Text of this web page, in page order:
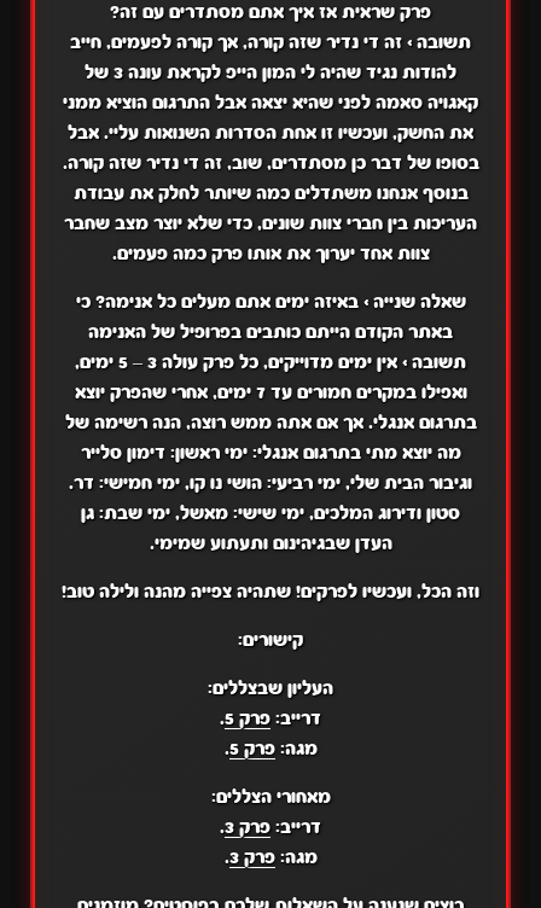
פרק שראית אז איך אתם מסתדרים עם זה?
תשובה> זה די נדיר שזה קורה, אך קורה לפעמים, חייב
להודות נגיד שהיה לי המון הייפ לקראת עונה 3 של
קאגויה סאמה לפני שהיא יצאה אבל התרגום הוציא ממני
את החשק, ועכשיו זו אחת הסדרות השנואות עליי. אבל
בסופו של דבר כן מסתדרים, שוב, זה די נדיר שזה קורה.
בנוסף אנחנו משתדלים כמה שיותר לחלק את עבודת
העריכות בין חברי צוות שונים, כדי שלא יוצר מצב שחבר
צוות אחד יערוך את אותו פרק כמה פעמים.
שאלה שנייה >באיזה ימים אתם מעלים כל אנימה? כי
באתר הקודם הייתם כותבים בפרופיל של האנימה
תשובה
> אין ימים מדוייקים, כל פרק עולה 3 – 5 ימים,
ואפילו במקרים חמורים עד 7 ימים, אחרי שהפרק יוצא
בתרגום אנגלי. אך אם אתה ממש רוצה, הנה רשימה של
מה יוצא מתי בתרגום אנגלי: ימי ראשון: דימון סלייר
וגיבור הבית שלי, ימי רביעי: הושי נו קו, ימי חמישי: דר.
סטון ודירוג המלכים, ימי שישי: מאשל, ימי שבת: גן
העדן שבגיהינום ותעתוע שמימי.
וזה הכל, ועכשיו לפרקים! שתהיה צפייה מהנה ולילה טוב!
קישורים:
העליון שבצללים:
דרייב: פרק 5
.
מגה:פרק 5 .
מאחורי הצללים:
דרייב: פרק 3
.
מגה:פרק 3 .